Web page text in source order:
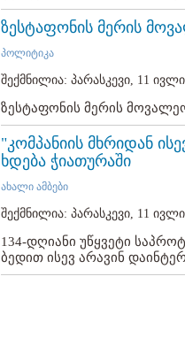
ზესტაფონის მერის
პოლიტიკა
შექმნილია: პარასკევი, 11
ზესტაფონის მერის
"კომპანიის მხრიდან
ხდება ჭიათურაში
ახალი ამბები
შექმნილია: პარასკევი, 11
134-დღიანი უწყვეტი
ბედით ისევ არავინ